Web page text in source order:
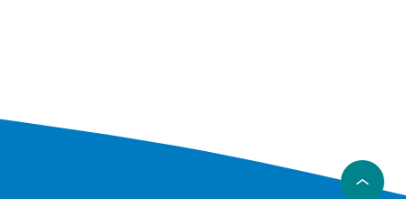
til
skyld